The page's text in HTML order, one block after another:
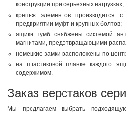
конструкции при серьезных нагрузках;
крепеж элементов производится
предприятии муфт и крупных болтов;
ящики тумб снабжены системой
магнитами, предотвращающими
немецкие замки расположены по
на пластиковой планке каждого
содержимом.
Заказ верстаков
Мы предлагаем выбрать